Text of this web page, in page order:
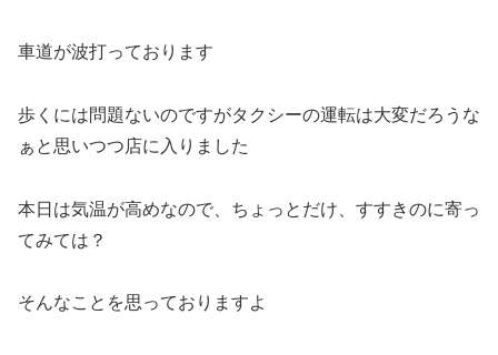
車道が波打っております
歩くには問題ないのですがタクシーの運転は大変だろうな
ぁと思いつつ店に入りました
本日は気温が高めなので、ちょっとだけ、すすきのに寄っ
てみては？
そんなことを思っておりますよ